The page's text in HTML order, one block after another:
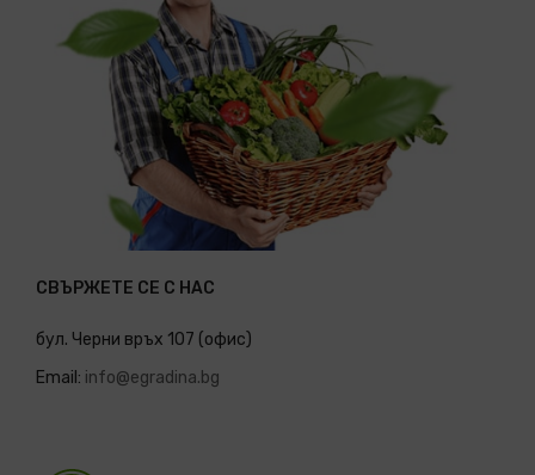
СВЪРЖЕТЕ СЕ С НАС
бул. Черни връх 107 (офис)
Email: info@egradina.bg